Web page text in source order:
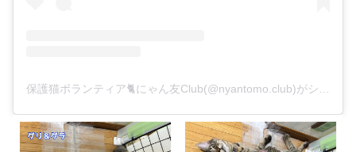
保護猫ボランティア🐈にゃん友Club(@nyantomo.club)がシェアした投稿